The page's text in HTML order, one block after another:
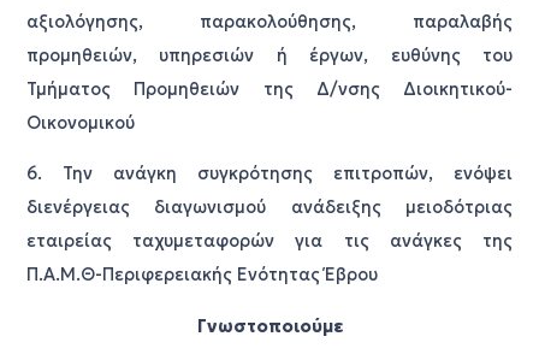
αξιολόγησης, παρακολούθησης, παραλαβής
προμηθειών, υπηρεσιών ή έργων, ευθύνης του
Τμήματος Προμηθειών της Δ/νσης Διοικητικού-
Οικονομικού
6. Την ανάγκη συγκρότησης επιτροπών, ενόψει
διενέργειας διαγωνισμού ανάδειξης μειοδότριας
εταιρείας ταχυμεταφορών για τις ανάγκες της
Π.Α.Μ.Θ-Περιφερειακής Ενότητας Έβρου
Γνωστοποιούμε